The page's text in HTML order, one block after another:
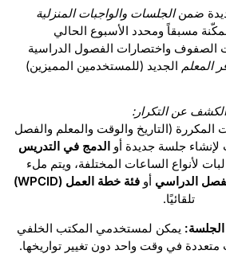
ضمنالجلسات والواجبات المنزلية
مسبقاً ومحدد الأسبوع الحالي
الصفوف واختصارات الفصول الدراسية
المعلم الجديد (للمستخدمين المميزين)
الكشف عن التكرار:
(التاريخ والوقت والمعلم والفصل
جلسة جديدة أو الدمج في التدريس
لأنواع الساعات المختلفة، ويتم ملء
الدراسي أوفئة خطة العمل (WPCID)
تلقائيًا.
الجلسة: يمكن لمستخدمي المكتب الخلفي
في وقت واحد دون تغيير تواريخها.